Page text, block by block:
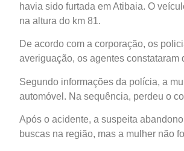
havia sido furtada em Atibaia. O
na altura do km 81.
De acordo com a corporação, os
averiguação, os agentes
Segundo informações da polícia, a
automóvel. Na sequência, perdeu o
Após o acidente, a suspeita
buscas na região, mas a mulher não